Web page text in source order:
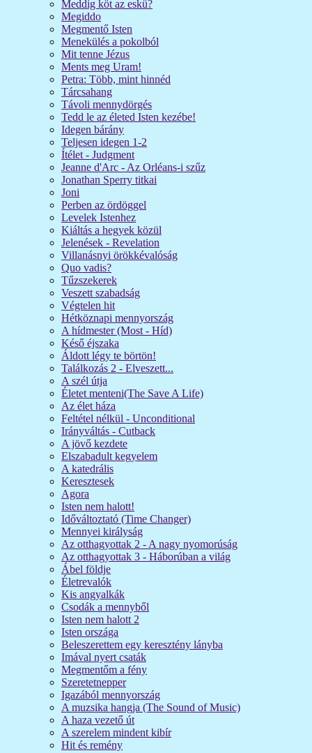
Meddig köt az eskü?
Megiddo
Megmentő Isten
Menekülés a pokolból
Mit tenne Jézus
Ments meg Uram!
Petra: Több, mint hinnéd
Tárcsahang
Távoli mennydörgés
Tedd le az életed Isten kezébe!
Idegen bárány
Teljesen idegen 1-2
Ítélet - Judgment
Jeanne d'Arc - Az Orléans-i szűz
Jonathan Sperry titkai
Joni
Perben az ördöggel
Levelek Istenhez
Kiáltás a hegyek közül
Jelenések - Revelation
Villanásnyi örökkévalóság
Quo vadis?
Tűzszekerek
Veszett szabadság
Végtelen hit
Hétköznapi mennyország
A hídmester (Most - Híd)
Késő éjszaka
Áldott légy te börtön!
Találkozás 2 - Elveszett...
A szél útja
Életet menteni(The Save A Life)
Az élet háza
Feltétel nélkül - Unconditional
Irányváltás - Cutback
A jövő kezdete
Elszabadult kegyelem
A katedrális
Keresztesek
Agora
Isten nem halott!
Időváltoztató (Time Changer)
Mennyei királyság
Az otthagyottak 2 - A nagy nyomorúság
Az otthagyottak 3 - Háborúban a világ
Ábel földje
Életrevalók
Kis angyalkák
Csodák a mennyből
Isten nem halott 2
Isten országa
Beleszerettem egy keresztény lányba
Imával nyert csaták
Megmentőm a fény
Szeretetnepper
Igazából mennyország
A muzsika hangja (The Sound of Music)
A haza vezető út
A szerelem mindent kibír
Hit és remény